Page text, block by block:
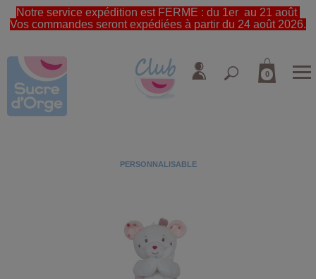
Notre service expédition est FERME : du 1er au 21 août
Vos commandes seront expédiées à partir du 24 août 2026.
0
PERSONNALISABLE